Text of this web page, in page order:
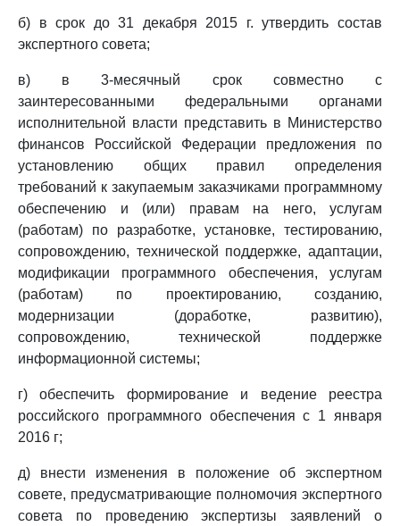
б) в срок до 31 декабря 2015 г. утвердить состав
экспертного совета;
в) в 3-месячный срок совместно с
заинтересованными федеральными органами
исполнительной власти представить в Министерство
финансов Российской Федерации предложения по
установлению общих правил определения
требований к закупаемым заказчиками программному
обеспечению и (или) правам на него, услугам
(работам) по разработке, установке, тестированию,
сопровождению, технической поддержке, адаптации,
модификации программного обеспечения, услугам
(работам) по проектированию, созданию,
модернизации (доработке, развитию),
сопровождению, технической поддержке
информационной системы;
г) обеспечить формирование и ведение реестра
российского программного обеспечения с 1 января
2016 г;
д) внести изменения в положение об экспертном
совете, предусматривающие полномочия экспертного
совета по проведению экспертизы заявлений о